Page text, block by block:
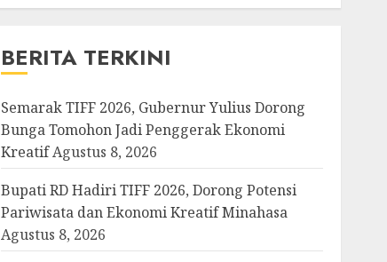
BERITA TERKINI
Semarak TIFF 2026, Gubernur Yulius Dorong
Bunga Tomohon Jadi Penggerak Ekonomi
Kreatif Agustus 8, 2026
Bupati RD Hadiri TIFF 2026, Dorong Potensi
Pariwisata dan Ekonomi Kreatif Minahasa
Agustus 8, 2026